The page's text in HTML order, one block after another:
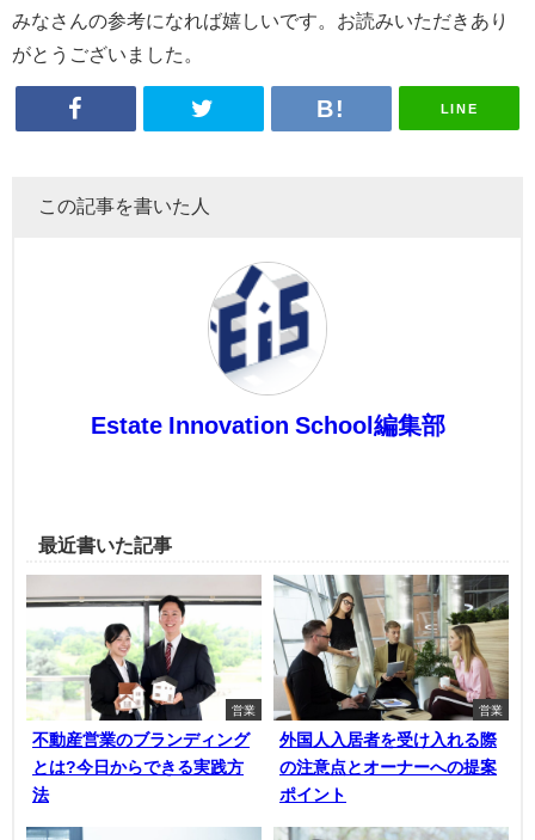
みなさんの参考になれば嬉しいです。お読みいただきあり
がとうございました。
LINE
この記事を書いた人
Estate Innovation School編集部
最近書いた記事
営業
不動産営業のブランディング
とは?今日からできる実践方
法
営業
外国人入居者を受け入れる際
の注意点とオーナーへの提案
ポイント